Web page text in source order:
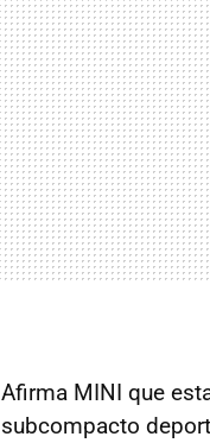
Afirma MINI que
subcompacto